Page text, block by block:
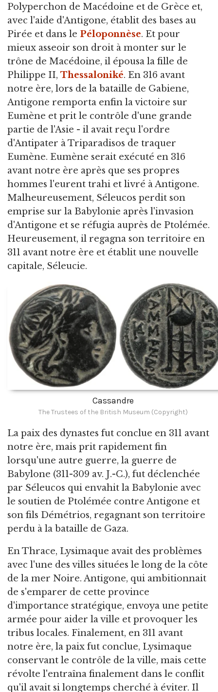
Polyperchon de Macédoine et de Grèce et,
avec l'aide d'Antigone, établit des bases au
Pirée et dans le Péloponnèse. Et pour
mieux asseoir son droit à monter sur le
trône de Macédoine, il épousa la fille de
Philippe II, Thessaloniké. En 316 avant
notre ère, lors de la bataille de Gabiene,
Antigone remporta enfin la victoire sur
Eumène et prit le contrôle d'une grande
partie de l'Asie - il avait reçu l'ordre
d'Antipater à Triparadisos de traquer
Eumène. Eumène serait exécuté en 316
avant notre ère après que ses propres
hommes l'eurent trahi et livré à Antigone.
Malheureusement, Séleucos perdit son
emprise sur la Babylonie après l'invasion
d'Antigone et se réfugia auprès de Ptolémée.
Heureusement, il regagna son territoire en
311 avant notre ère et établit une nouvelle
capitale, Séleucie.
Cassandre
The Trustees of the British Museum (Copyright)
La paix des dynastes fut conclue en 311 avant
notre ère, mais prit rapidement fin
lorsqu'une autre guerre, la guerre de
Babylone (311-309 av. J.-C.), fut déclenchée
par Séleucos qui envahit la Babylonie avec
le soutien de Ptolémée contre Antigone et
son fils Démétrios, regagnant son territoire
perdu à la bataille de Gaza.
En Thrace, Lysimaque avait des problèmes
avec l'une des villes situées le long de la côte
de la mer Noire. Antigone, qui ambitionnait
de s'emparer de cette province
d'importance stratégique, envoya une petite
armée pour aider la ville et provoquer les
tribus locales. Finalement, en 311 avant
notre ère, la paix fut conclue, Lysimaque
conservant le contrôle de la ville, mais cette
révolte l'entraîna finalement dans le conflit
qu'il avait si longtemps cherché à éviter. Il